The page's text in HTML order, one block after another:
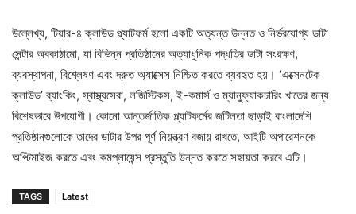
উল্লেখ্য, টিয়ার-৪ ক্লাউড প্ল্যাটফর্ম হলো একটি অত্যন্ত উন্নত ও নির্ভরযোগ্য ডাটা
সেন্টার অবকাঠামো, যা বিভিন্ন প্রতিষ্ঠানের অত্যাধুনিক পদ্ধতির ডাটা সংরক্ষণ,
ব্যবস্থাপনা, বিশ্লেষণ এবং দ্রুত অ্যাক্সেস নিশ্চিত করতে ব্যবহৃত হয়। ‘এক্সেনটেক
ক্লাউড’ ব্যাংকিং, স্বাস্থ্যসেবা, লজিস্টিকস, ই-কমার্স ও ম্যানুফ্যাকচারিং খাতের জন্য
বিশেষভাবে উপযোগী। কোনো আন্তর্জাতিক প্ল্যাটফর্মের জটিলতা ছাড়াই বাংলাদেশি
প্রতিষ্ঠানগুলোকে তাদের ডাটার উপর পূর্ণ নিয়ন্ত্রণ বজায় রাখতে, আইটি অপারেশনকে
অপ্টিমাইজ করতে এবং কমপ্লায়েন্স প্রস্তুতি উন্নত করতে সহায়তা করবে এটি।
TAGS Latest